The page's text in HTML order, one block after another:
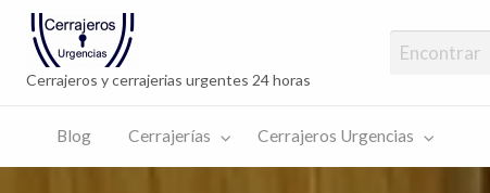
Cerrajeros
cambio
Cerrajeros y cerrajerias urgentes 24 horas
Blog Cerrajerías Cerrajeros Urgencias